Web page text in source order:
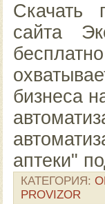
Скачать
сайта
бизнеса
аптеки"
КАТЕГОРИЯ:
PROVIZOR